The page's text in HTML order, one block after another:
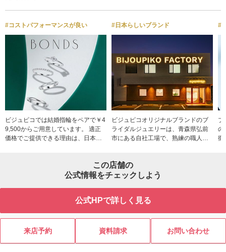
#コストパフォーマンスが良い
ビジュピコでは結婚指輪をペアで￥4
9,500からご用意しています。 適正
価格でご提供できる理由は、日本最
製造しているから。中間業者を介さ
ずアフターケアまで一貫して自社で
人生でひとつだけの婚約・結婚指輪
コは指輪を探すおふたりに寄り添い
#日本らしいブランド
ビジュピコオリジナルブランドのブ
ライダルジュエリーは、青森県弘前
市にある自社工場で、熟練の職人が
へ直接お届けできるため結婚指輪・
婚約指輪を、適正価格でご提供する
ド・イン・ジャパン」にこだわり、
るブライダルジュエリーの製造を中
心に歩んできました。「メイド・イ
#
ブ
の
徹
この店舗の
公式情報をチェックしよう
公式HPで詳しく見る
来店予約 資料請求 お問い合わせ